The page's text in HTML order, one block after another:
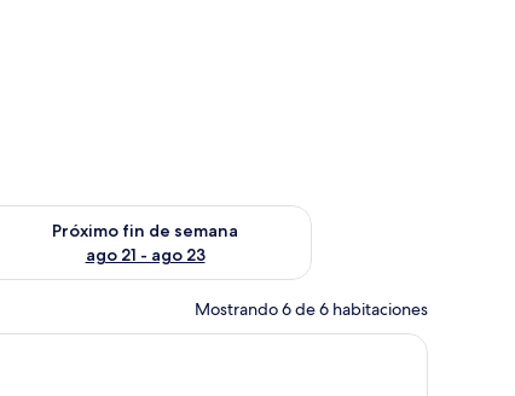
ago 14 - ago 16
Próximo fin de semana
ago 21 - ago 23
la disponibilidad para el próximo fin de semana
Mostrando 6 de 6 habitaciones
con lámpara y vistas a un paisaje montañoso a través de amplias